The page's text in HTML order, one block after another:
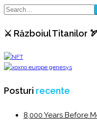
⚔️ Războiul Titanilor
Posturi recente
8,000 Years Before